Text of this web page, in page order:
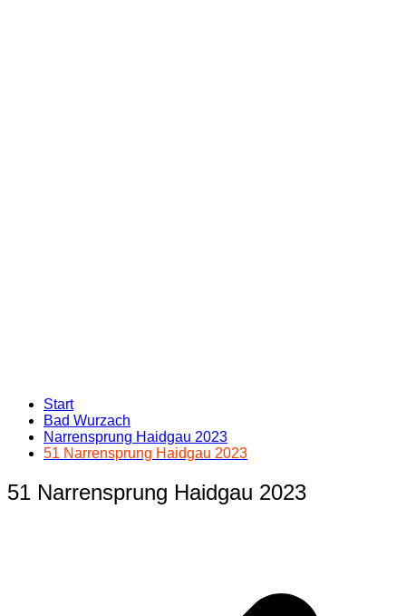
Start
Bad Wurzach
Narrensprung Haidgau 2023
51 Narrensprung Haidgau 2023
51 Narrensprung Haidgau 2023